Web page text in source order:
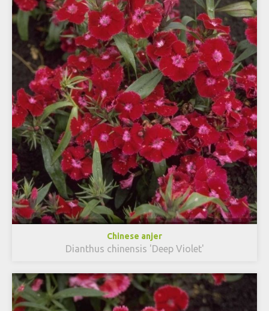
Chinese anjer
Dianthus chinensis 'Deep Violet'